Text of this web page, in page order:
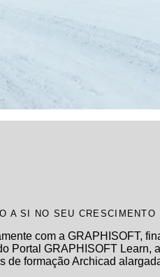
A SI NO SEU CRESCIMENTO
com a GRAPHISOFT,
Portal GRAPHISOFT Learn,
de formação Archicad